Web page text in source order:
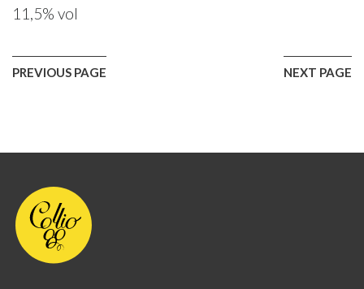
11,5% vol
PREVIOUS PAGE NEXT PAGE